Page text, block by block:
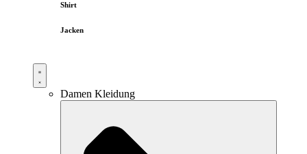
Shirt
Jacken
Damen Kleidung